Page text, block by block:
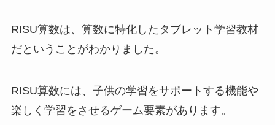
RISU算数は、算数に特化したタブレット学習教材
だということがわかりました。
RISU算数には、子供の学習をサポートする機能や
楽しく学習をさせるゲーム要素があります。